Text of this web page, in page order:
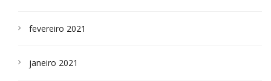
fevereiro 2021
janeiro 2021